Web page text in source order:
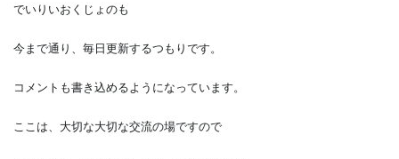
でいりいおくじょのも
今まで通り、毎日更新するつもりです。
コメントも書き込めるようになっています。
ここは、大切な大切な交流の場ですので